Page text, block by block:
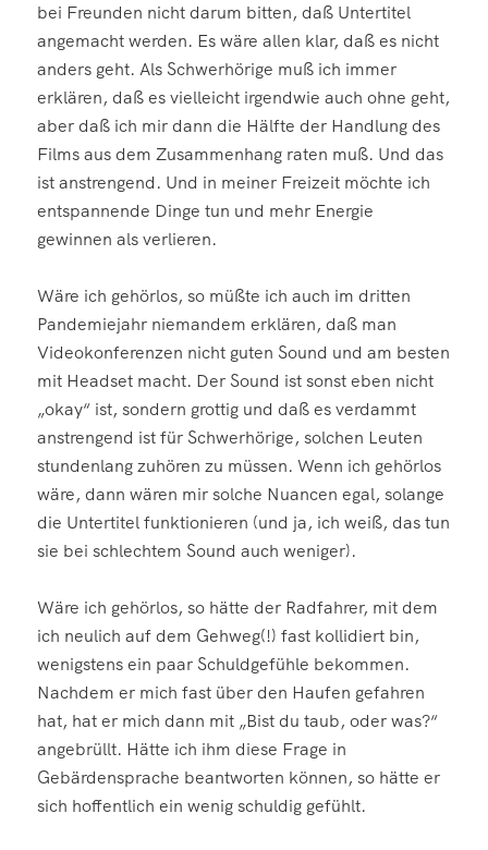
bei Freunden nicht darum bitten, daß Untertitel
angemacht werden. Es wäre allen klar, daß es nicht
anders geht. Als Schwerhörige muß ich immer
erklären, daß es vielleicht irgendwie auch ohne geht,
aber daß ich mir dann die Hälfte der Handlung des
Films aus dem Zusammenhang raten muß. Und das
ist anstrengend. Und in meiner Freizeit möchte ich
entspannende Dinge tun und mehr Energie
gewinnen als verlieren.
Wäre ich gehörlos, so müßte ich auch im dritten
Pandemiejahr niemandem erklären, daß man
Videokonferenzen nicht guten Sound und am besten
mit Headset macht. Der Sound ist sonst eben nicht
„okay“ ist, sondern grottig und daß es verdammt
anstrengend ist für Schwerhörige, solchen Leuten
stundenlang zuhören zu müssen. Wenn ich gehörlos
wäre, dann wären mir solche Nuancen egal, solange
die Untertitel funktionieren (und ja, ich weiß, das tun
sie bei schlechtem Sound auch weniger).
Wäre ich gehörlos, so hätte der Radfahrer, mit dem
ich neulich auf dem Gehweg(!) fast kollidiert bin,
wenigstens ein paar Schuldgefühle bekommen.
Nachdem er mich fast über den Haufen gefahren
hat, hat er mich dann mit „Bist du taub, oder was?“
angebrüllt. Hätte ich ihm diese Frage in
Gebärdensprache beantworten können, so hätte er
sich hoffentlich ein wenig schuldig gefühlt.